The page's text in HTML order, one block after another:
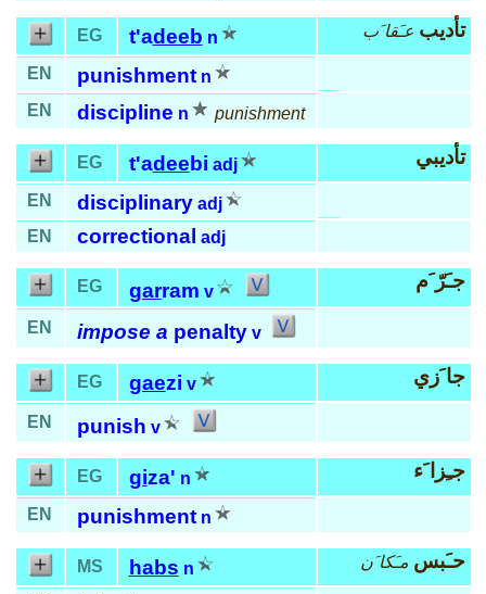
EG t'adeeb n تأديب عـَقا َب
EN punishment n
EN
discipline n punishment
EG t'adeebi adj تأديبي
EN disciplinary adj
EN
correctional adj
EG garram v جـَرّ َم
EN impose a penalty v
EG gaezi v جا َزي
EN punish v
EG giza' n جـِزا َء
EN punishment n
MS habs n حـَبس مـَكا َن